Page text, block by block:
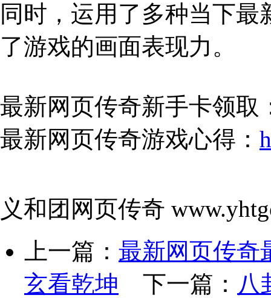
同时，运用了多种当下
了游戏的画面表现力。
最新网页传奇新手卡领取
最新网页传奇游戏心得：
义和团网页传奇
上一篇： 最新网页传奇
玄看乾坤 下一篇： 八